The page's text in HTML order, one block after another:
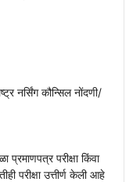
नर्सिंग कौन्सिल नोंदणी/
प्रमाणपत्र परीक्षा किंवा
परीक्षा उत्तीर्ण केली आहे